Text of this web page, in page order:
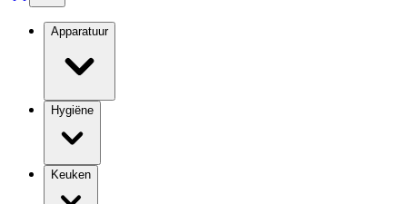
Apparatuur
Hygiëne
Keuken